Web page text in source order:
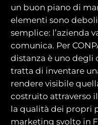
un buon piano di
elementi sono
semplice: l’azienda
comunica. Per
distanza è uno degli
tratta di inventare
rendere visibile
costruito attraverso
la qualità dei propri
marketing svolto in